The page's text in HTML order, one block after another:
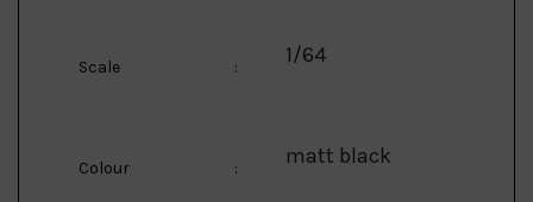
Scale : 1/64
Colour : matt black